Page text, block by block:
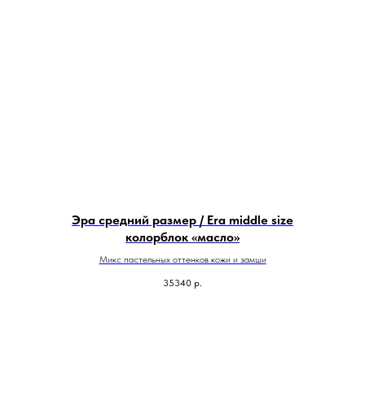
Эра средний размер / Era middle size
колорблок «масло»
Микс пастельных оттенков кожи и замши
35340 р.